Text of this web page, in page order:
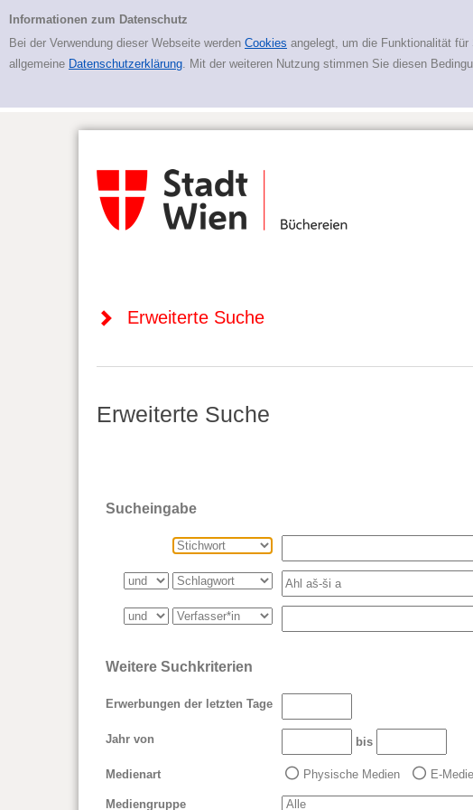
Erweiterte Suche
Informationen zum Datenschutz
Bei der Verwendung dieser Webseite werden Cookies angelegt, um die Funktionalität
allgemeine Datenschutzerklärung. Mit der weiteren Nutzung stimmen Sie diesen
Erweiterte Suche
Erweiterte Suche
Sucheingabe
Weitere Suchkriterien
Erwerbungen der letzten Tage
Jahr von bis
Medienart Physische Medien E-
Mediengruppe